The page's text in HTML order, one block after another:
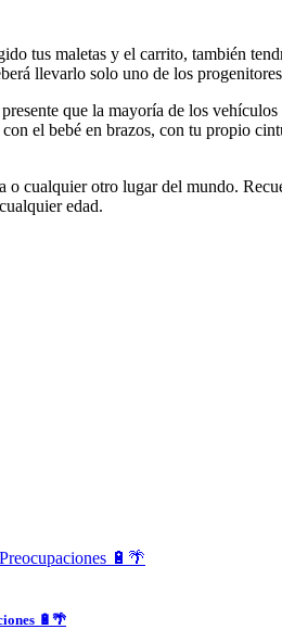
tus maletas y el carrito, también
llevarlo solo uno de los
que la mayoría de los
el bebé en brazos, con tu propio
cualquier otro lugar del mundo.
edad.
🔋🌴